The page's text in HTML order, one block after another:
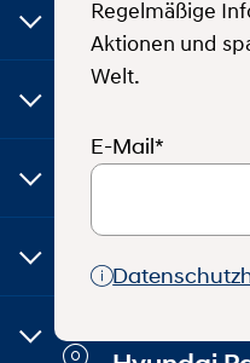
Regelmäßige
Aktionen und
Welt.
E-Mail*